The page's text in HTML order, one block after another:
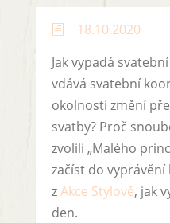
h
18.10.2020
Jak vypadá
vdává svatební
okolnosti změní
svatby? Proč
zvolili „Malého
začíst do
zAkce Stylově, jak
den.